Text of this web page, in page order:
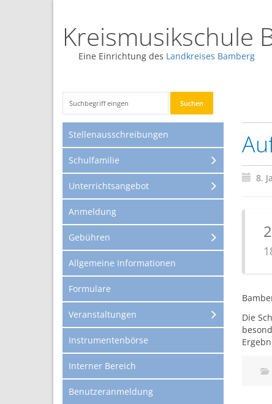
Kreismusikschule
Eine Einrichtung des Landkreises Bamberg
Stellenausschreibungen
Schulfamilie
Unterrichtsangebot
Anmeldung
Gebühren
Allgemeine Informationen
Formulare
Veranstaltungen
Instrumentenbörse
Interner Bereich
Benutzeranmeldung
8.
Die